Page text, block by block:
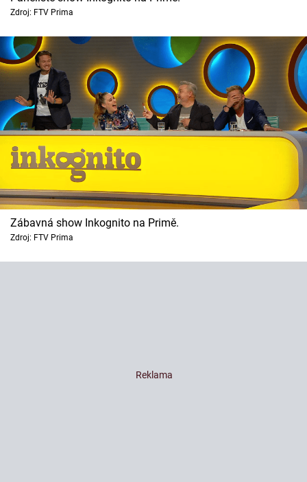
Zdroj: FTV Prima
Zábavná show Inkognito na Primě.
Zdroj: FTV Prima